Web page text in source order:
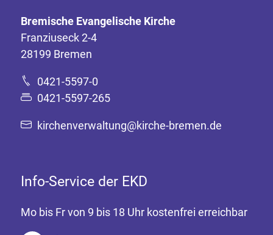
Bremische Evangelische Kirche
Franziuseck 2-4
28199 Bremen
0421-5597-0
0421-5597-265
kirchenverwaltung@kirche-bremen.de
Info-Service der EKD
Mo bis Fr von 9 bis 18 Uhr kostenfrei erreichbar